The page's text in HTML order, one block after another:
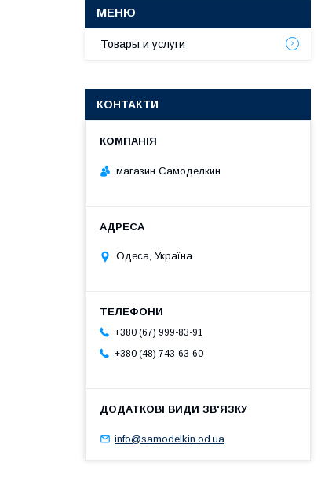
Товары и услуги
КОНТАКТИ
магазин Самоделкин
Одеса, Україна
+380 (67) 999-83-91
+380 (48) 743-63-60
info@samodelkin.od.ua